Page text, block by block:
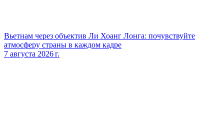
Вьетнам через объектив Ли Хоанг Лонга: почувствуйте
атмосферу страны в каждом кадре
7 августа 2026 г.